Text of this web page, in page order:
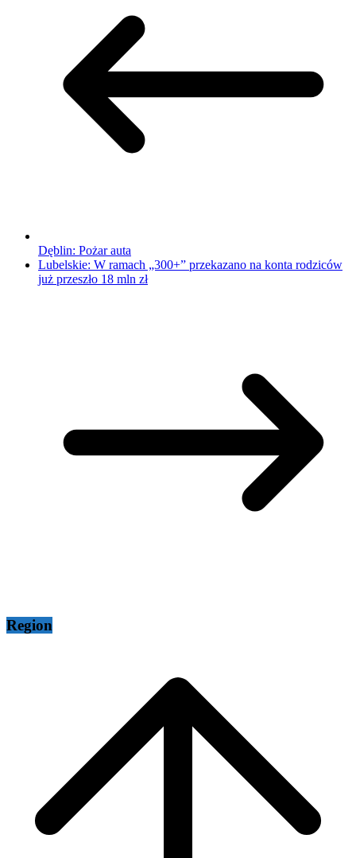
Dęblin: Pożar auta
Lubelskie: W ramach „300+” przekazano na konta rodziców
już przeszło 18 mln zł
Region